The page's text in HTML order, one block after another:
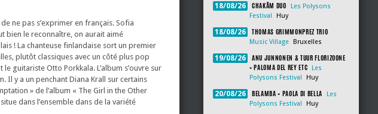
ne pas s’exprimer en français. Sofia
bien le reconnaître, on aurait aimé
! La chanteuse finlandaise sort un premier
plutôt classiques avec un côté plus pop
guitariste Otto Porkkala. L’album s’ouvre sur
Il y a un penchant Diana Krall sur certains
» de l’album « The Girl in the Other
dans l’ensemble dans de la variété
18/08/26 CHAKÂM DUO
Les Polysons
Festival
Huy
18/08/26 THOMAS GRIMMONPREZ TRIO
Music Village Bruxelles
19/08/26
ANU JUNNONEN & TUUR FLORIZOONE
+ PALOMA DEL REY ETC
Les
Polysons Festival
Huy
20/08/26 BELAMBA + PAOLA DI BELLA
Les
Polysons Festival
Huy